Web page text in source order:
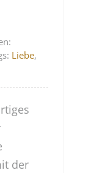
Liebe,
der